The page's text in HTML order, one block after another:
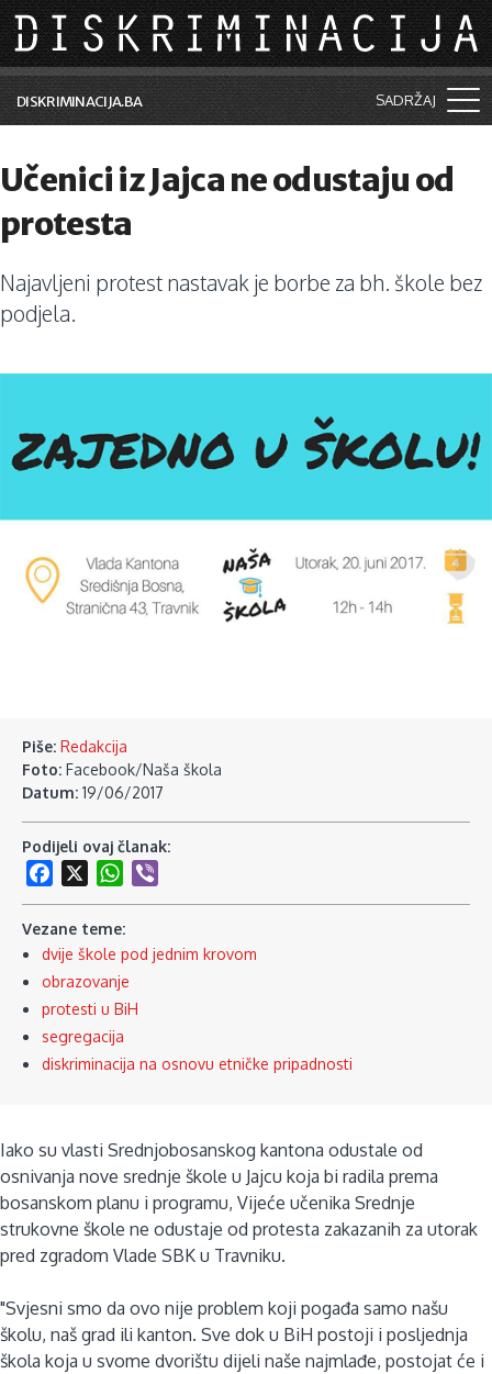
Skip to main content
DISKRIMINACIJA.BA SADRŽAJ
Vijesti i događaji
Aktuelne teme
Kolumne
Lične priče
Saradnja sa medijima
Učenici iz Jajca ne odustaju od
protesta
Najavljeni protest nastavak je borbe za bh. škole bez
podjela.
Piše: Redakcija
Foto: Facebook/Naša škola
Datum: 19/06/2017
Podijeli ovaj članak:
Facebook
WhatsApp
Vezane teme:
dvije škole pod jednim krovom
obrazovanje
protesti u BiH
segregacija
diskriminacija na osnovu etničke pripadnosti
Iako su vlasti Srednjobosanskog kantona odustale od
osnivanja nove srednje škole u Jajcu koja bi radila prema
bosanskom planu i programu, Vijeće učenika Srednje
strukovne škole ne odustaje od protesta zakazanih za utorak
pred zgradom Vlade SBK u Travniku.
"Svjesni smo da ovo nije problem koji pogađa samo našu
školu, naš grad ili kanton. Sve dok u BiH postoji i posljednja
škola koja u svome dvorištu dijeli naše najmlađe, postojat će i